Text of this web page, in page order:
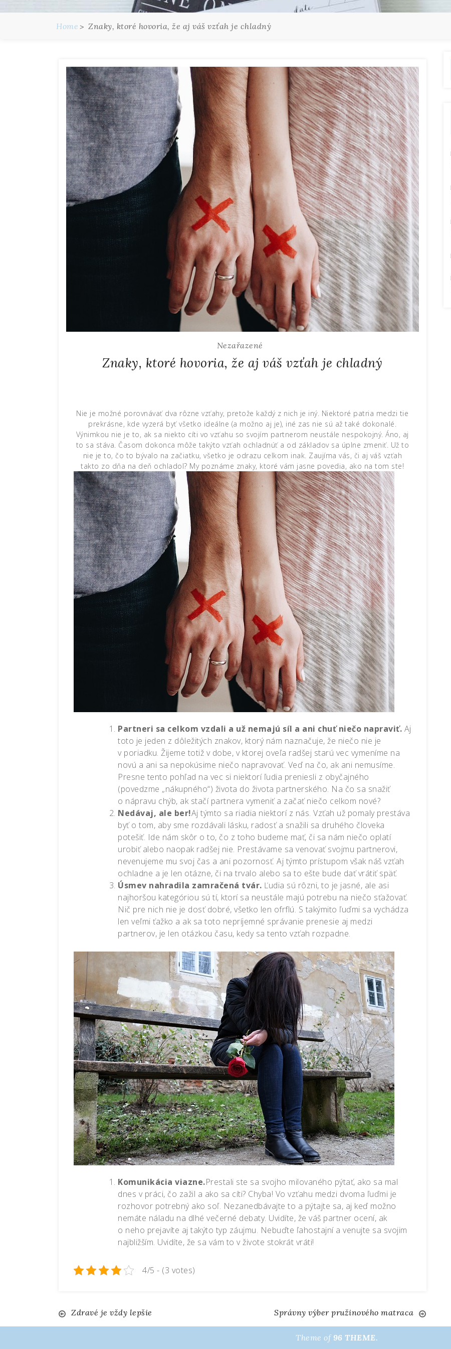
Home Znaky, ktoré hovoria, že aj váš vzťah je chladný
Nezařazené
Znaky, ktoré hovoria, že aj váš vzťah je chladný
Nie je možné porovnávať dva rôzne vzťahy, pretože každý z nich je iný. Niektoré patria medzi tie
prekrásne, kde vyzerá byť všetko ideálne (a možno aj je), iné zas nie sú až také dokonalé.
Výnimkou nie je to, ak sa niekto cíti vo vzťahu so svojím partnerom neustále nespokojný. Áno, aj
to sa stáva. Časom dokonca môže takýto vzťah ochladnúť a od základov sa úplne zmeniť. Už to
nie je to, čo to bývalo na začiatku, všetko je odrazu celkom inak. Zaujíma vás, či aj váš vzťah
takto zo dňa na deň ochladol? My poznáme znaky, ktoré vám jasne povedia, ako na tom ste!
Partneri sa celkom vzdali a už nemajú síl a ani chuť niečo napraviť. Aj
toto je jeden z dôležitých znakov, ktorý nám naznačuje, že niečo nie je
v poriadku. Žijeme totiž v dobe, v ktorej oveľa radšej starú vec vymeníme na
novú a ani sa nepokúsime niečo napravovať. Veď na čo, ak ani nemusíme.
Presne tento pohľad na vec si niektorí ľudia preniesli z obyčajného
(povedzme „nákupného“) života do života partnerského. Na čo sa snažiť
o nápravu chýb, ak stačí partnera vymeniť a začať niečo celkom nové?
Nedávaj, ale ber!Aj týmto sa riadia niektorí z nás. Vzťah už pomaly prestáva
byť o tom, aby sme rozdávali lásku, radosť a snažili sa druhého človeka
potešiť. Ide nám skôr o to, čo z toho budeme mať, či sa nám niečo oplatí
urobiť alebo naopak radšej nie. Prestávame sa venovať svojmu partnerovi,
nevenujeme mu svoj čas a ani pozornosť. Aj týmto prístupom však náš vzťah
ochladne a je len otázne, či na trvalo alebo sa to ešte bude dať vrátiť späť.
Úsmev nahradila zamračená tvár. Ľudia sú rôzni, to je jasné, ale asi
najhoršou kategóriou sú tí, ktorí sa neustále majú potrebu na niečo sťažovať.
Nič pre nich nie je dosť dobré, všetko len ofrflú. S takýmito ľuďmi sa vychádza
len veľmi ťažko a ak sa toto nepríjemné správanie prenesie aj medzi
partnerov, je len otázkou času, kedy sa tento vzťah rozpadne.
Komunikácia viazne.Prestali ste sa svojho milovaného pýtať, ako sa mal
dnes v práci, čo zažil a ako sa cíti? Chyba! Vo vzťahu medzi dvoma ľuďmi je
rozhovor potrebný ako soľ. Nezanedbávajte to a pýtajte sa, aj keď možno
nemáte náladu na dlhé večerné debaty. Uvidíte, že váš partner ocení, ak
o neho prejavíte aj takýto typ záujmu. Nebuďte ľahostajní a venujte sa svojim
najbližším. Uvidíte, že sa vám to v živote stokrát vráti!
4/5 - (3 votes)
Navigace
Zdravé je vždy lepšie Správny výber pružinového matraca
Theme of 96 THEME.